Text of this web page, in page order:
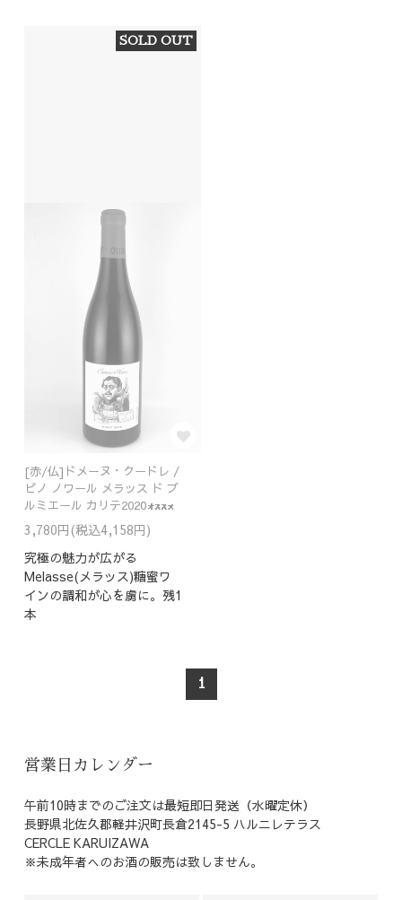
SOLD OUT
[赤/仏]ドメーヌ・クードレ /
ピノ ノワール メラッス ド プ
ルミエール カリテ2020
3,780円(税込4,158円)
究極の魅力が広がる
Melasse(メラッス)糖蜜ワ
インの調和が心を虜に。残1
本
1
営業日カレンダー
午前10時までのご注文は最短即日発送（水曜定休）
長野県北佐久郡軽井沢町長倉2145-5 ハルニレテラス
CERCLE KARUIZAWA
※未成年者へのお酒の販売は致しません。